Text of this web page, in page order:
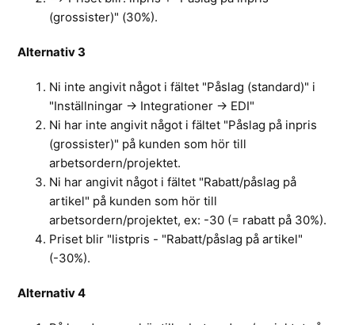
(grossister)" (30%).
Alternativ 3
Ni inte angivit något i fältet "Påslag (standard)" i
"Inställningar -> Integrationer -> EDI"
Ni har inte angivit något i fältet "Påslag på inpris
(grossister)" på kunden som hör till
arbetsordern/projektet.
Ni har angivit något i fältet "Rabatt/påslag på
artikel" på kunden som hör till
arbetsordern/projektet, ex: -30 (= rabatt på 30%).
Priset blir "listpris - "Rabatt/påslag på artikel"
(-30%).
Alternativ 4